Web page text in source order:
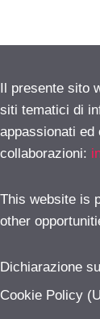
Il presente sito
siti tematici di
appassionati
collaborazioni:
This website is
other
Dichiarazione
Cookie Policy